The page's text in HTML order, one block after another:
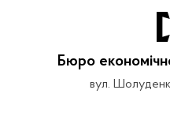
Бюро
вул.